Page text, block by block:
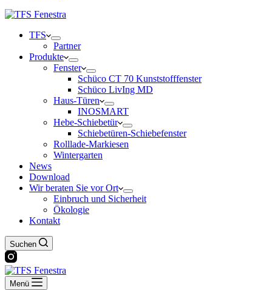
TFS
Partner
Produkte
Fenster
Schüco CT 70 Kunststofffenster
Schüco LivIng MD
Haus-Türen
INOSMART
Hebe-Schiebetür
Schiebetüren-Schiebefenster
Rolllade-Markiesen
Wintergarten
News
Download
Wir beraten Sie vor Ort
Einbruch und Sicherheit
Ökologie
Kontakt
Suchen
Menü